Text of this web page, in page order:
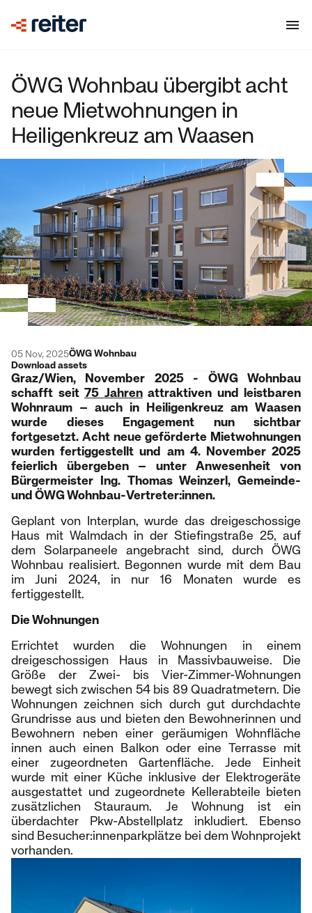
ÖWG Wohnbau übergibt acht
neue Mietwohnungen in
Heiligenkreuz am Waasen
05 Nov, 2025ÖWG Wohnbau
Download assets
Graz/Wien, November 2025 - ÖWG Wohnbau
schafft seit 75 Jahrenattraktiven und leistbaren
Wohnraum – auch in Heiligenkreuz am Waasen
wurde dieses Engagement nun sichtbar
fortgesetzt. Acht neue geförderte Mietwohnungen
wurden fertiggestellt und am 4. November 2025
feierlich übergeben – unter Anwesenheit von
Bürgermeister Ing. Thomas Weinzerl, Gemeinde-
und ÖWG Wohnbau-Vertreter:innen.
Geplant von Interplan, wurde das dreigeschossige
Haus mit Walmdach in der Stiefingstraße 25, auf
dem Solarpaneele angebracht sind, durch ÖWG
Wohnbau realisiert. Begonnen wurde mit dem Bau
im Juni 2024, in nur 16 Monaten wurde es
fertiggestellt.
Die Wohnungen
Errichtet wurden die Wohnungen in einem
dreigeschossigen Haus in Massivbauweise. Die
Größe der Zwei- bis Vier-Zimmer-Wohnungen
bewegt sich zwischen 54 bis 89 Quadratmetern. Die
Wohnungen zeichnen sich durch gut durchdachte
Grundrisse aus und bieten den Bewohnerinnen und
Bewohnern neben einer geräumigen Wohnfläche
innen auch einen Balkon oder eine Terrasse mit
einer zugeordneten Gartenfläche. Jede Einheit
wurde mit einer Küche inklusive der Elektrogeräte
ausgestattet und zugeordnete Kellerabteile bieten
zusätzlichen Stauraum. Je Wohnung ist ein
überdachter Pkw-Abstellplatz inkludiert. Ebenso
sind Besucher:innenparkplätze bei dem Wohnprojekt
vorhanden.